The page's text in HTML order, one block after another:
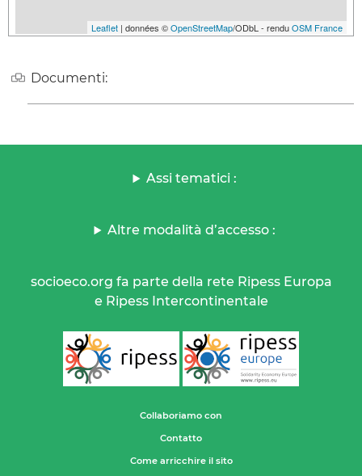
Leaflet | données ©OpenStreetMap/ODbL - renduOSM France
Documenti:
Assi tematici :
Altre modalità d’accesso :
socioeco.org fa parte della rete Ripess Europa
e Ripess Intercontinentale
Collaboriamo con
Contatto
Come arricchire il sito